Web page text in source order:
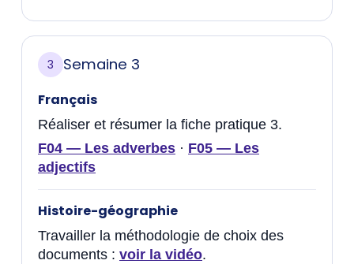
3 Semaine 3
Français
Réaliser et résumer la fiche pratique 3.
F04 — Les adverbes · F05 — Les
adjectifs
Histoire-géographie
Travailler la méthodologie de choix des
documents : voir la vidéo.